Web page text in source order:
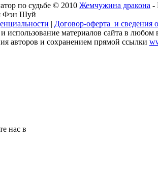
© 2010 Жемчужина дракона -
Фэн Шуй
| Договор-оферта и сведения
использование материалов сайта в любом
авторов и сохранением прямой ссылки
нас в